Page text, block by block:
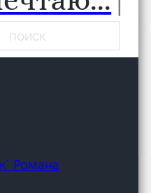
Поиск
Романа